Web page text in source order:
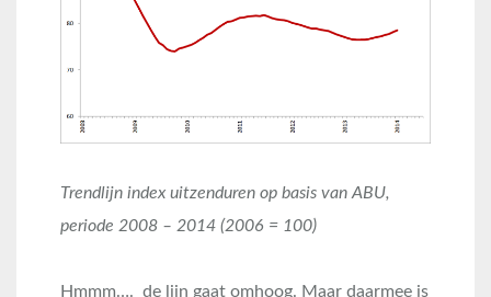
Trendlijn index uitzenduren op basis van ABU,
periode 2008 – 2014 (2006 = 100)
Hmmm…. de lijn gaat omhoog. Maar daarmee is